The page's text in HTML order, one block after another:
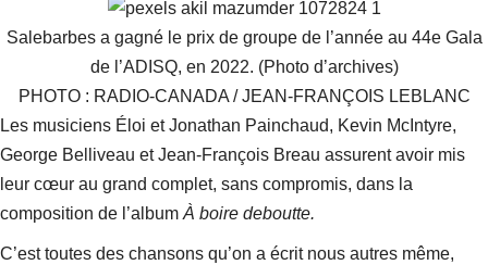
Salebarbes a gagné le prix de groupe de l’année au 44e Gala
de l’ADISQ, en 2022. (Photo d’archives)
PHOTO : RADIO-CANADA / JEAN-FRANÇOIS LEBLANC
Les musiciens Éloi et Jonathan Painchaud, Kevin McIntyre,
George Belliveau et Jean-François Breau assurent avoir mis
leur cœur au grand complet, sans compromis, dans la
composition de l’album À boire deboutte.
C’est toutes des chansons qu’on a écrit nous autres même,